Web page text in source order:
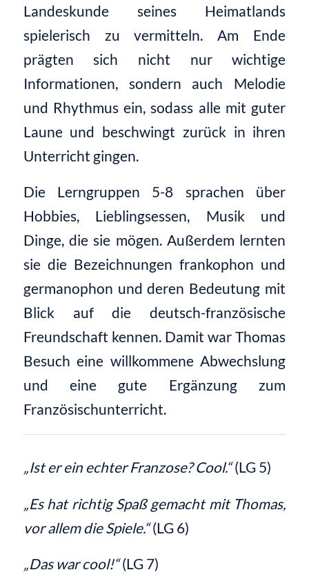
Landeskunde seines Heimatlands
spielerisch zu vermitteln. Am Ende
prägten sich nicht nur wichtige
Informationen, sondern auch Melodie
und Rhythmus ein, sodass alle mit guter
Laune und beschwingt zurück in ihren
Unterricht gingen.
Die Lerngruppen 5-8 sprachen über
Hobbies, Lieblingsessen, Musik und
Dinge, die sie mögen. Außerdem lernten
sie die Bezeichnungen frankophon und
germanophon und deren Bedeutung mit
Blick auf die deutsch-französische
Freundschaft kennen. Damit war Thomas
Besuch eine willkommene Abwechslung
und eine gute Ergänzung zum
Französischunterricht.
„Ist er ein echter Franzose? Cool.“(LG 5)
„Es hat richtig Spaß gemacht mit Thomas,
vor allem die Spiele.“(LG 6)
„Das war cool!“(LG 7)